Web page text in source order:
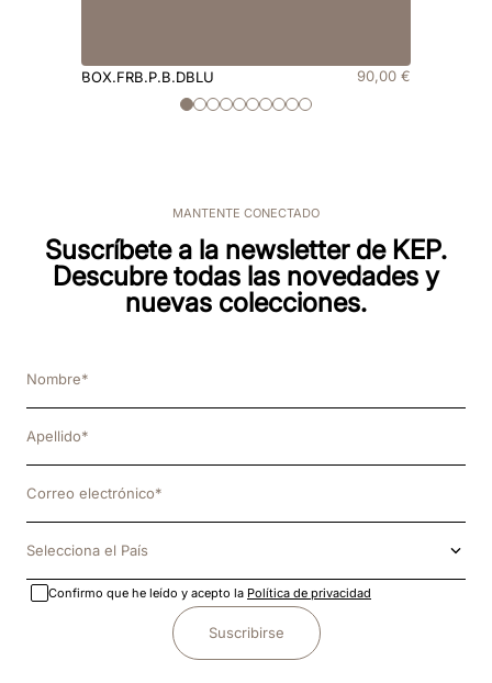
BOX.FRB.P.B.DBLU 90,00 €
MANTENTE CONECTADO
Suscríbete a la newsletter de KEP.
Descubre todas las novedades y
nuevas colecciones.
Selecciona el País
Confirmo que he leído y acepto la Política de privacidad
Suscribirse